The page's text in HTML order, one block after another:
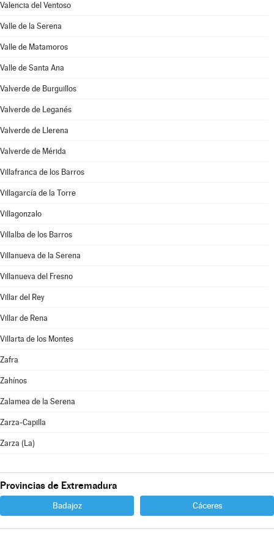
Valencia del Ventoso
Valle de la Serena
Valle de Matamoros
Valle de Santa Ana
Valverde de Burguillos
Valverde de Leganés
Valverde de Llerena
Valverde de Mérida
Villafranca de los Barros
Villagarcía de la Torre
Villagonzalo
Villalba de los Barros
Villanueva de la Serena
Villanueva del Fresno
Villar del Rey
Villar de Rena
Villarta de los Montes
Zafra
Zahínos
Zalamea de la Serena
Zarza-Capilla
Zarza (La)
Provincias de Extremadura
Badajoz Cáceres